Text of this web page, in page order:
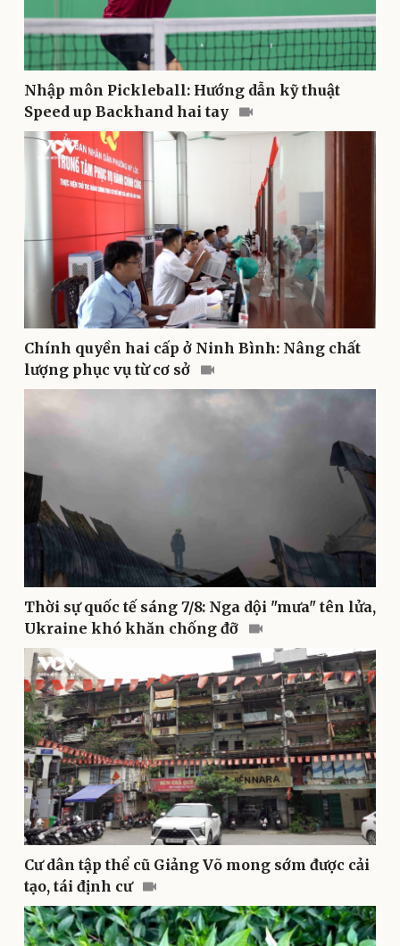
Doanh nghiệp
Thông tin doanh nghiệp
Doanh nghiệp 24h
Vì cộng đồng
Công nghệ
Sành điệu
Tin Công nghệ
Chuyển đổi số
Sản phụ khoa
Nhi khoa
Nam khoa
Làm đẹp - giảm cân
Phòng mạch online
Ăn sạch sống khỏe
Văn hóa
Sân khấu - Điện ảnh
Âm nhạc
Di sản
Giải trí
Sao Việt
Nhập môn Pickleball: Hướng dẫn kỹ thuật
Speed up Backhand hai tay
Chính quyền hai cấp ở Ninh Bình: Nâng chất
lượng phục vụ từ cơ sở
Thời sự quốc tế sáng 7/8: Nga dội "mưa" tên lửa,
Ukraine khó khăn chống đỡ
Cư dân tập thể cũ Giảng Võ mong sớm được cải
tạo, tái định cư